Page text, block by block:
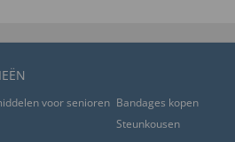
voor senioren Bandages kopen
Steunkousen